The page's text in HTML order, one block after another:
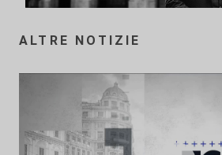
ALTRE NOTIZIE